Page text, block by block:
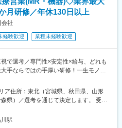
業務
成長を応援！》
度がありますので、未経験の方も安心し
員と一緒に集中的に研修を行い、その
りの知識とスキルレベルを上げるために
ます。
る豊富なキャリアプランとサポート体
じてや「１つの領域で専門性を高め
できるオールラウンダーになる」「本
修部門など）へのキャリアチェンジ」
月研修／年休130日以上
会社
経験歓迎 業種未経験歓迎
視で選考／専門性×安定性×給与、どれも
手ならではの手厚い研修！一生モノの
／
れる専門資格を取得して活動する営業
ある国内医薬品メーカーにて、医薬品の
ア住所：東北（宮城県、秋田県、山形
県）／選考を通じて決定します。 受動
勤務地詳細2＞本社住所：東京都港区高
地最寄駅：JR各線／品川駅受動喫煙対
駅